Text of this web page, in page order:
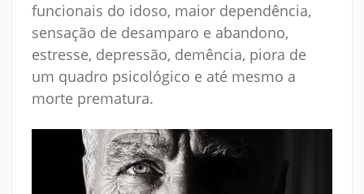
funcionais do idoso, maior dependência,
sensação de desamparo e abandono,
estresse, depressão, demência, piora de
um quadro psicológico e até mesmo a
morte prematura.